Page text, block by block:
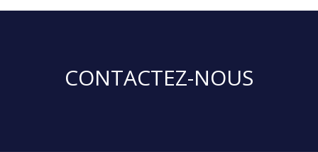
CONTACTEZ-NOUS